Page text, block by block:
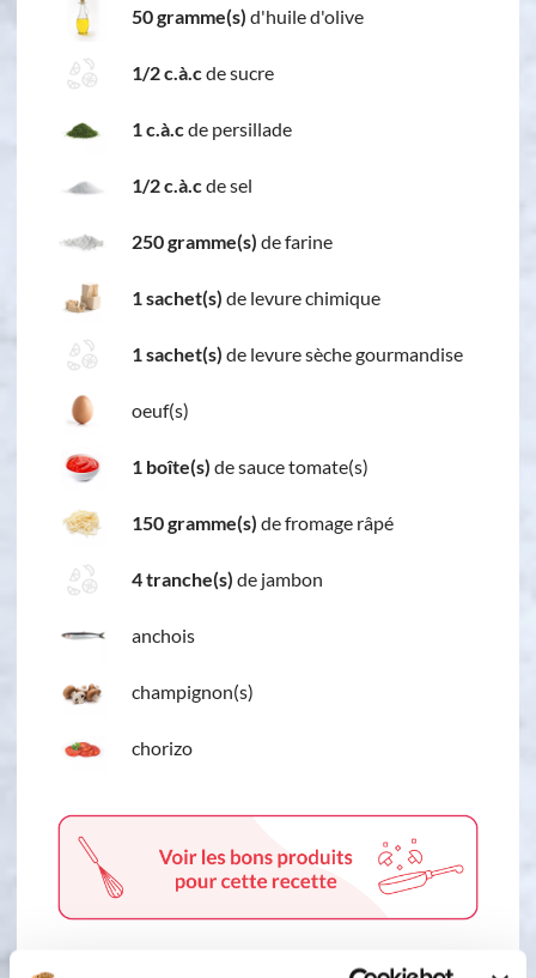
50 gramme(s) d'huile d'olive
1/2 c.à.cde sucre
1 c.à.cde persillade
1/2 c.à.cde sel
250 gramme(s) de farine
1 sachet(s) de levure chimique
1 sachet(s) de levure sèche gourmandise
oeuf(s)
1 boîte(s) de sauce tomate(s)
150 gramme(s) de fromage râpé
4 tranche(s) de jambon
anchois
champignon(s)
chorizo